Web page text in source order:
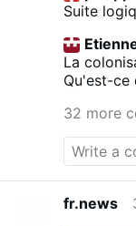
Suite
La
Qu'est-ce
faire
d'Afrique
32 more
fr.news